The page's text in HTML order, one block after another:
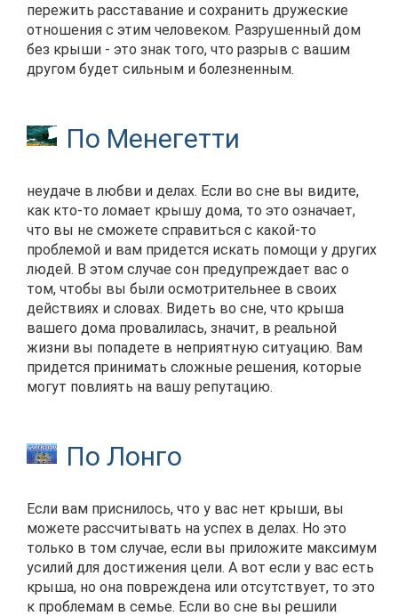
пережить расставание и сохранить дружеские
отношения с этим человеком. Разрушенный дом
без крыши - это знак того, что разрыв с вашим
другом будет сильным и болезненным.
По Менегетти
неудаче в любви и делах. Если во сне вы видите,
как кто-то ломает крышу дома, то это означает,
что вы не сможете справиться с какой-то
проблемой и вам придется искать помощи у других
людей. В этом случае сон предупреждает вас о
том, чтобы вы были осмотрительнее в своих
действиях и словах. Видеть во сне, что крыша
вашего дома провалилась, значит, в реальной
жизни вы попадете в неприятную ситуацию. Вам
придется принимать сложные решения, которые
могут повлиять на вашу репутацию.
По Лонго
Если вам приснилось, что у вас нет крыши, вы
можете рассчитывать на успех в делах. Но это
только в том случае, если вы приложите максимум
усилий для достижения цели. А вот если у вас есть
крыша, но она повреждена или отсутствует, то это
к проблемам в семье. Если во сне вы решили